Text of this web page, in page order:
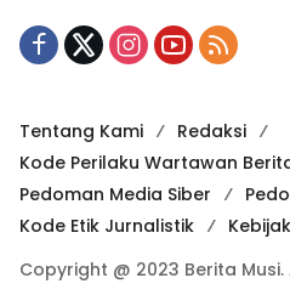
Tentang Kami
Redaksi
Kode Perilaku Wartawan
Pedoman Media Siber
Kode Etik Jurnalistik
Copyright @ 2023 Berita